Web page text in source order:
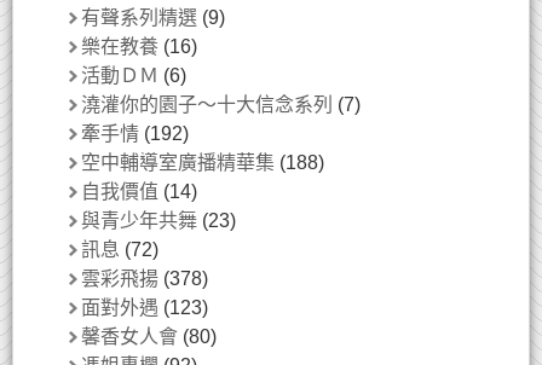
有聲系列精選 (9)
樂在教養 (16)
活動ＤＭ (6)
澆灌你的園子～十大信念系列 (7)
牽手情 (192)
空中輔導室廣播精華集 (188)
自我價值 (14)
與青少年共舞 (23)
訊息 (72)
雲彩飛揚 (378)
面對外遇 (123)
馨香女人會 (80)